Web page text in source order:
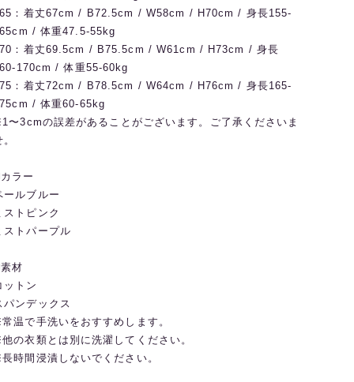
：着丈67cm / B72.5cm / W58cm / H70cm / 身長155-
/ 体重47.5-55kg
：着丈69.5cm / B75.5cm / W61cm / H73cm / 身長
170cm / 体重55-60kg
：着丈72cm / B78.5cm / W64cm / H76cm / 身長165-
/ 体重60-65kg
〜3cmの誤差があることがございます。ご了承くださいま
ラー
ールブルー
ストピンク
ストパープル
材
ットン
パンデックス
温で手洗いをおすすめします。
の衣類とは別に洗濯してください。
時間浸漬しないでください。